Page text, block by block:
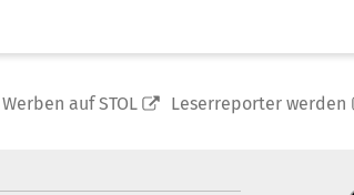
Werben auf STOL Leserreporter werden